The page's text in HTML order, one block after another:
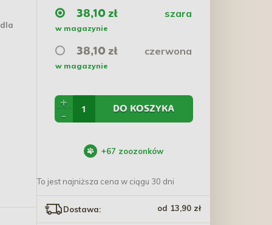
38,10 zł szara
w magazynie
38,10 zł czerwona
w magazynie
+
-
DO KOSZYKA
+67 zoozonków
To jest najniższa cena w ciągu 30 dni
Dostawa: od 13,90 zł